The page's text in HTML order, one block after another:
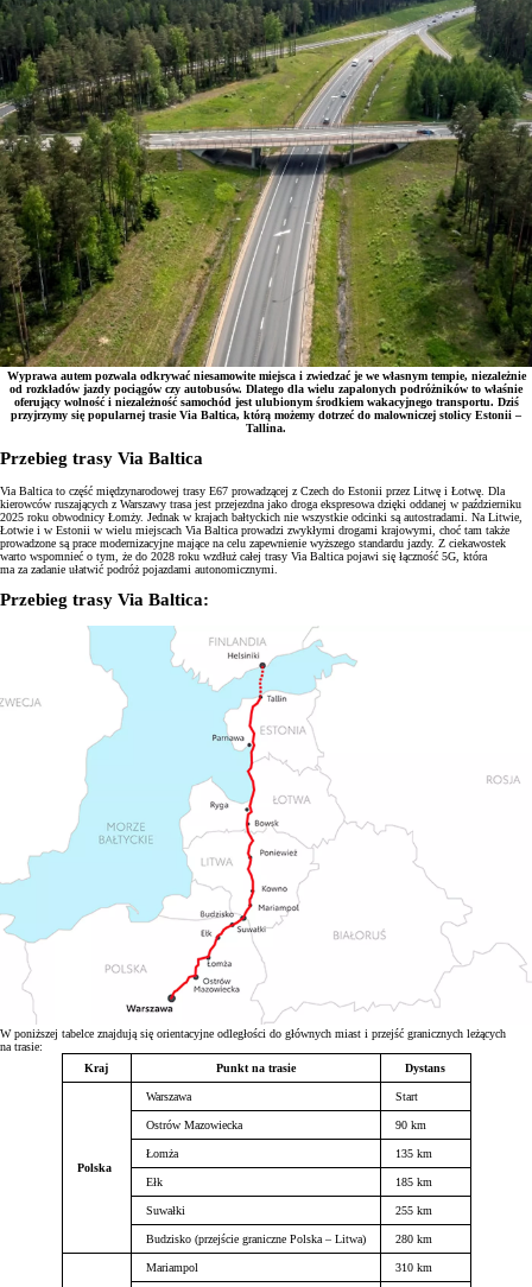
Wyprawa autem pozwala odkrywać niesamowite miejsca i zwiedzać je we własnym tempie, niezależnie
od rozkładów jazdy pociągów czy autobusów. Dlatego dla wielu zapalonych podróżników to właśnie
oferujący wolność i niezależność samochód jest ulubionym środkiem wakacyjnego transportu. Dziś
przyjrzymy się popularnej trasie Via Baltica, którą możemy dotrzeć do malowniczej stolicy Estonii –
Tallina.
Przebieg trasy Via Baltica
Via Baltica to część międzynarodowej trasy E67 prowadzącej z Czech do Estonii przez Litwę i Łotwę. Dla
kierowców ruszających z Warszawy trasa jest przejezdna jako droga ekspresowa dzięki oddanej w październiku
2025 roku obwodnicy Łomży. Jednak w krajach bałtyckich nie wszystkie odcinki są autostradami. Na Litwie,
Łotwie i w Estonii w wielu miejscach Via Baltica prowadzi zwykłymi drogami krajowymi, choć tam także
prowadzone są prace modernizacyjne mające na celu zapewnienie wyższego standardu jazdy. Z ciekawostek
warto wspomnieć o tym, że do 2028 roku wzdłuż całej trasy Via Baltica pojawi się łączność 5G, która
ma za zadanie ułatwić podróż pojazdami autonomicznymi.
Przebieg trasy Via Baltica:
W poniższej tabelce znajdują się orientacyjne odległości do głównych miast i przejść granicznych leżących
na trasie:
Kraj
Punkt na trasie Dystans
Polska
Warszawa Start
Ostrów Mazowiecka 90 km
Łomża 135 km
Ełk 185 km
Suwałki 255 km
Budzisko (przejście graniczne Polska – Litwa) 280 km
Mariampol 310 km